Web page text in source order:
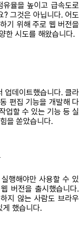
율을 높이고 급속도로
? 그것은 아닙니다. 어도
기 위해 주로 웹 버전을
한 시도를 해왔습니다.
업데이트했습니다. 클라
편집 기능을 개발해 다
업할 수 있는 기능 등 실
을 쏟았습니다.
행해야만 사용할 수 있
버전을 출시했습니다.
지 않는 사람도 브라우
게 했습니다.